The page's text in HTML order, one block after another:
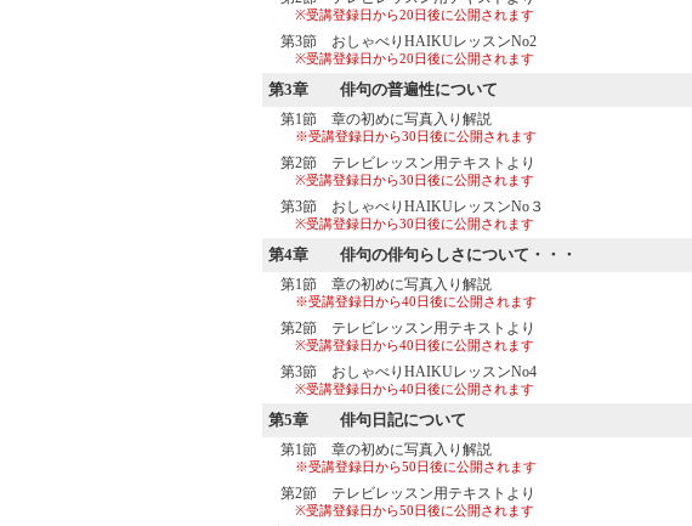
※受講登録日から20日後に公開されます
第3節 おしゃべりHAIKUレッスンNo2
※受講登録日から20日後に公開されます
第3章 俳句の普遍性について
第1節 章の初めに写真入り解説
※受講登録日から30日後に公開されます
第2節 テレビレッスン用テキストより
※受講登録日から30日後に公開されます
第3節 おしゃべりHAIKUレッスンNo３
※受講登録日から30日後に公開されます
第4章 俳句の俳句らしさについて・・・
第1節 章の初めに写真入り解説
※受講登録日から40日後に公開されます
第2節 テレビレッスン用テキストより
※受講登録日から40日後に公開されます
第3節 おしゃべりHAIKUレッスンNo4
※受講登録日から40日後に公開されます
第5章 俳句日記について
第1節 章の初めに写真入り解説
※受講登録日から50日後に公開されます
第2節 テレビレッスン用テキストより
※受講登録日から50日後に公開されます